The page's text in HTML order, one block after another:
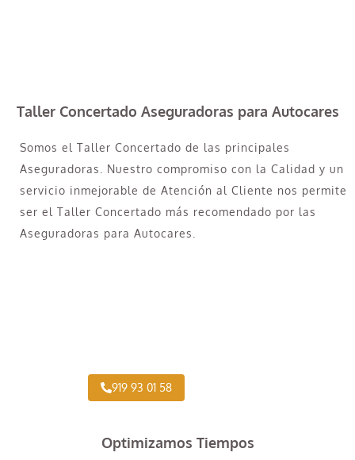
Taller Concertado Aseguradoras para Autocares
Somos el Taller Concertado de las principales
Aseguradoras. Nuestro compromiso con la Calidad y un
servicio inmejorable de Atención al Cliente nos permite
ser el Taller Concertado más recomendado por las
Aseguradoras para Autocares.
919 93 01 58
Optimizamos Tiempos